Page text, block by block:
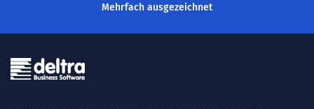
Mehrfach ausgezeichnet